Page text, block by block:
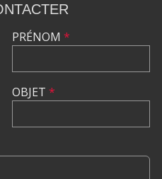
PRÉNOM *
OBJET *